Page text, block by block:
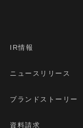
IR情報
ニュースリリース
ブランドストーリー
資料請求